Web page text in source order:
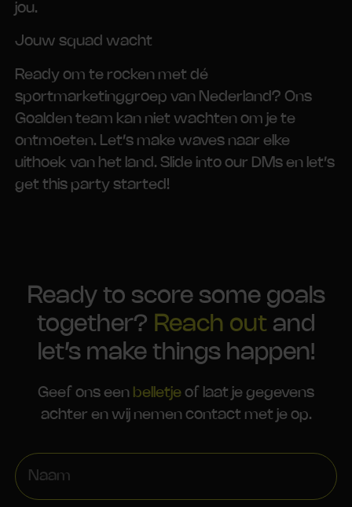
jou.
Jouw squad wacht
Ready om te rocken met dé
sportmarketinggroep van Nederland? Ons
Goalden team kan niet wachten om je te
ontmoeten. Let’s make waves naar elke
uithoek van het land. Slide into our DMs en let’s
get this party started!
Ready to score some goals
together? Reach out and
let’s make things happen!
Geef ons een belletje of laat je gegevens
achter en wij nemen contact met je op.